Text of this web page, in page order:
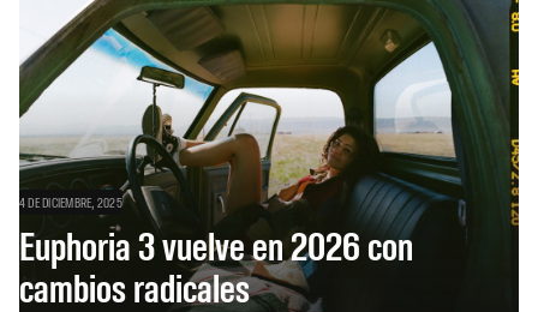
4 DE DICIEMBRE, 2025
Euphoria 3 vuelve en 2026 con
cambios radicales